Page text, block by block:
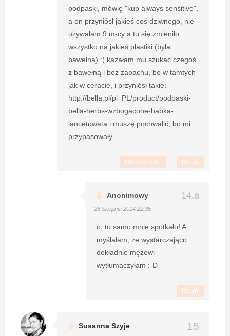
podpaski, mówię "kup always sensitive",
a on przyniósł jakieś coś dziwnego, nie
używałam 9 m-cy a tu się zmieniło
wszystko na jakieś plastiki (była
bawełna) :( kazałam mu szukać czegoś
z bawełną i bez zapachu, bo w tamtych
jak w ceracie, i przyniósł takie:
http://bella.pl/pl_PL/product/podpaski-
bella-herbs-wzbogacone-babka-
lancetowata i muszę pochwalić, bo mi
przypasowały.
Odpowiedz Usuń
Anonimowy
26 Sierpnia 2014 22:35
o, to samo mnie spotkało! A
myślałam, że wystarczająco
dokładnie mężowi
wytłumaczyłam :-D
Usuń
Susanna Szyje